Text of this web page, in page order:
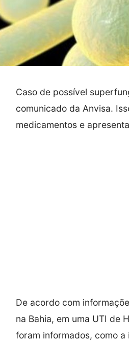
Caso de possível
comunicado da Anvisa.
medicamentos e
De acordo com
na Bahia, em uma UTI de
foram informados, como